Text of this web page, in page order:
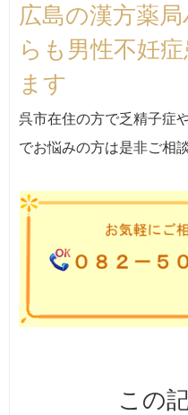
広島の漢方薬
らも男性不妊
ます
呉市在住の方で乏精子症
でお悩みの方は是非ご相
この